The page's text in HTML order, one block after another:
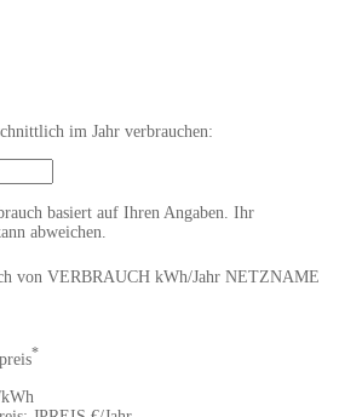
im Jahr verbrauchen:
basiert auf Ihren Angaben. Ihr
abweichen.
von VERBRAUCH kWh/Jahr NETZNAME
*